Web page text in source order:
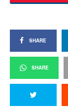
SHARE
SHARE